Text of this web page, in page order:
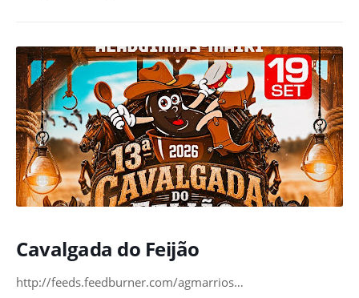
Cavalgada do Feijão
http://feeds.feedburner.com/agmarrios…